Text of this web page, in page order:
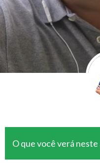
O que você verá